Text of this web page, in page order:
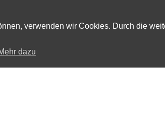
verwenden wir Cookies. Durch die
dazu